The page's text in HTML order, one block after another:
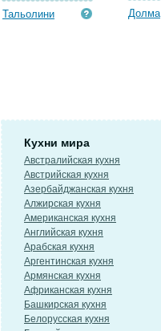
Тальолини Долма
Кухни мира
Австралийская кухня
Австрийская кухня
Азербайджанская кухня
Алжирская кухня
Американская кухня
Английская кухня
Арабская кухня
Аргентинская кухня
Армянская кухня
Африканская кухня
Башкирская кухня
Белорусская кухня